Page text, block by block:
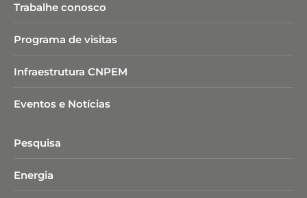
Trabalhe conosco
Programa de visitas
Infraestrutura CNPEM
Eventos e Notícias
Pesquisa
Energia